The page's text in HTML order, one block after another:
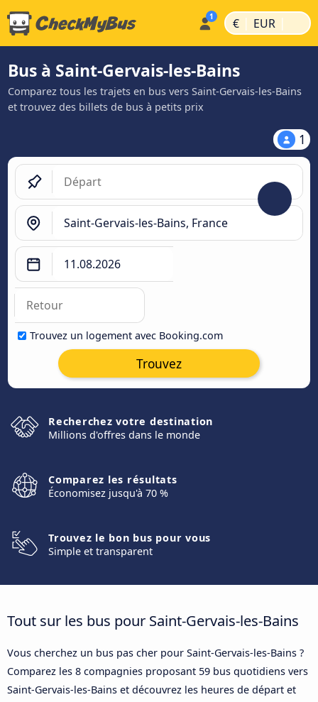
€ | EUR |
Bus à Saint-Gervais-les-Bains
Comparez tous les trajets en bus vers Saint-Gervais-les-Bains
et trouvez des billets de bus à petits prix
1
Trouvez un logement avec Booking.com
Trouvez
Recherchez votre destination
Millions d'offres dans le monde
Comparez les résultats
Économisez jusqu'à 70 %
Trouvez le bon bus pour vous
Simple et transparent
Tout sur les bus pour Saint-Gervais-les-Bains
Vous cherchez un bus pas cher pour Saint-Gervais-les-Bains ?
Comparez les 8 compagnies proposant 59 bus quotidiens vers
Saint-Gervais-les-Bains et découvrez les heures de départ et